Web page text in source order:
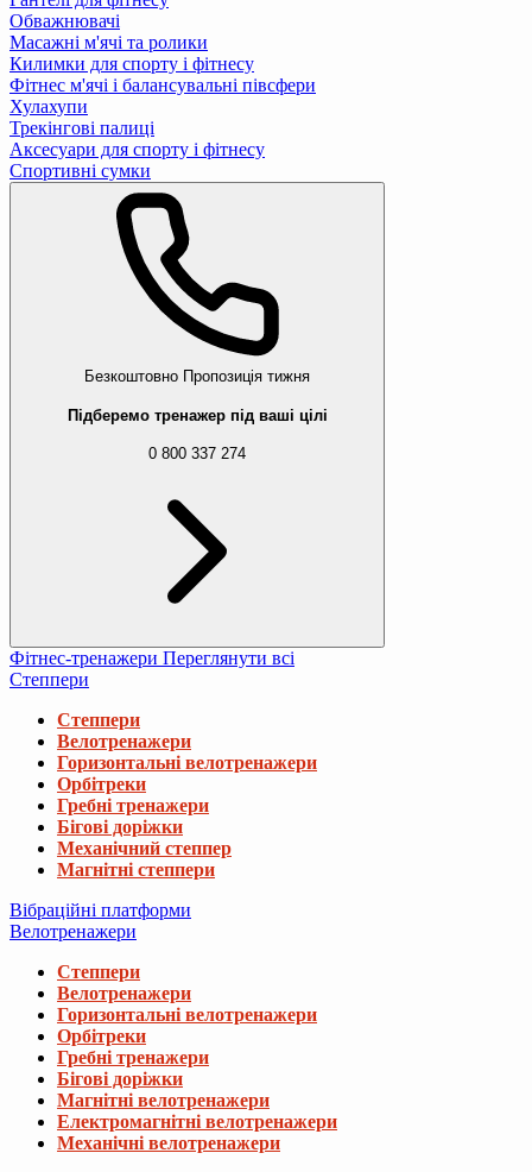
Обважнювачі
Масажні м'ячі та ролики
Килимки для спорту і фітнесу
Фітнес м'ячі і балансувальні півсфери
Хулахупи
Трекінгові палиці
Аксесуари для спорту і фітнесу
Спортивні сумки
Безкоштовно Пропозиція тижня
Підберемо тренажер під ваші цілі
0 800 337 274
Фітнес-тренажери Переглянути всі
Степпери
Степпери
Велотренажери
Горизонтальні велотренажери
Орбітреки
Гребні тренажери
Бігові доріжки
Механічний степпер
Магнітні степпери
Вібраційні платформи
Велотренажери
Степпери
Велотренажери
Горизонтальні велотренажери
Орбітреки
Гребні тренажери
Бігові доріжки
Магнітні велотренажери
Електромагнітні велотренажери
Механічні велотренажери